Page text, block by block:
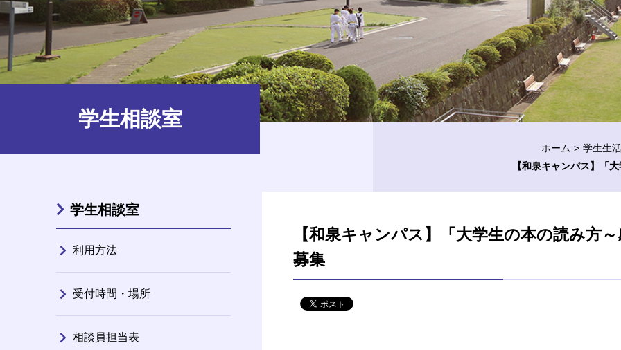
学生相談室
ホーム
学生生
【和泉キャンパス】「
【和泉キャンパス】「大学生の本の読み方
募集
学生相談室
利用方法
受付時間・場所
相談員担当表